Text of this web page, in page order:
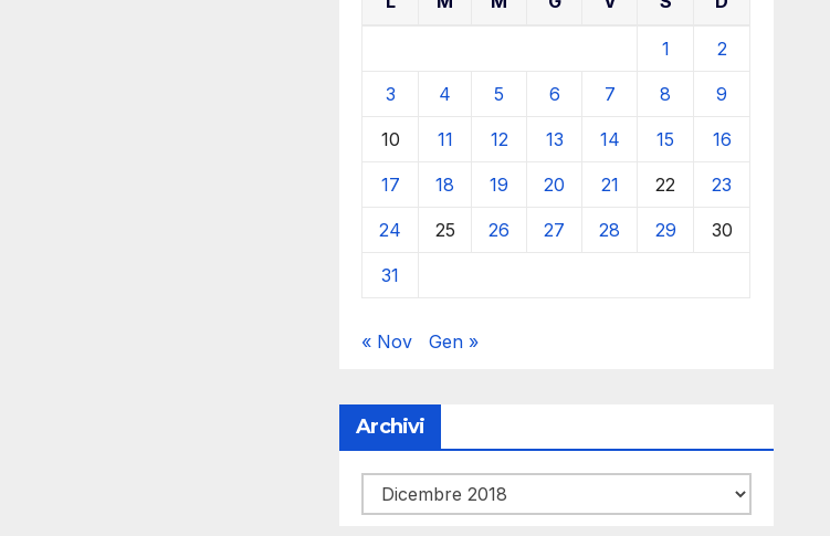
1 2
3 4 5 6 7 8 9
10 11 12 13 14 15 16
17 18 19 20 21 22 23
24 25 26 27 28 29 30
31
« Nov Gen »
Archivi
Archivi